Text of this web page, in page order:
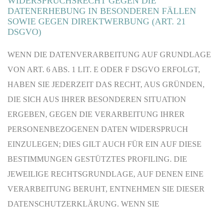
DATENERHEBUNG IN BESONDEREN FÄLLEN
SOWIE GEGEN DIREKTWERBUNG (ART. 21
DSGVO)
WENN DIE DATENVERARBEITUNG AUF GRUNDLAGE
VON ART. 6 ABS. 1 LIT. E ODER F DSGVO ERFOLGT,
HABEN SIE JEDERZEIT DAS RECHT, AUS GRÜNDEN,
DIE SICH AUS IHRER BESONDEREN SITUATION
ERGEBEN, GEGEN DIE VERARBEITUNG IHRER
PERSONENBEZOGENEN DATEN WIDERSPRUCH
EINZULEGEN; DIES GILT AUCH FÜR EIN AUF DIESE
BESTIMMUNGEN GESTÜTZTES PROFILING. DIE
JEWEILIGE RECHTSGRUNDLAGE, AUF DENEN EINE
VERARBEITUNG BERUHT, ENTNEHMEN SIE DIESER
DATENSCHUTZERKLÄRUNG. WENN SIE